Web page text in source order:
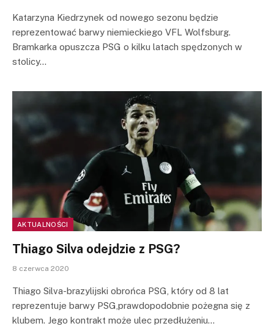
Katarzyna Kiedrzynek od nowego sezonu będzie
reprezentować barwy niemieckiego VFL Wolfsburg.
Bramkarka opuszcza PSG o kilku latach spędzonych w
stolicy…
AKTUALNOŚCI
Thiago Silva odejdzie z PSG?
8 czerwca 2020
Thiago Silva-brazylijski obrońca PSG, który od 8 lat
reprezentuje barwy PSG,prawdopodobnie pożegna się z
klubem. Jego kontrakt może ulec przedłużeniu…